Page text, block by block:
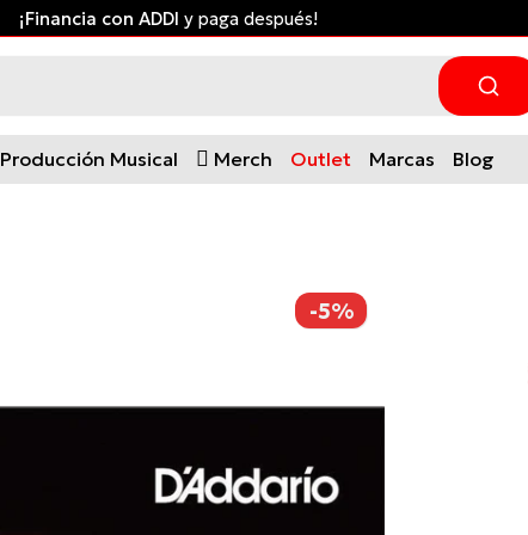
¡Financia con ADDI y paga después!
Producción Musical Merch Outlet Marcas Blog
-5%